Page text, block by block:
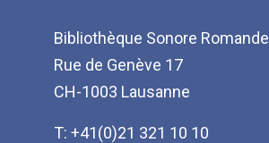
Bibliothèque Sonore Romande
Rue de Genève 17
CH-1003 Lausanne
T: +41(0)21 321 10 10